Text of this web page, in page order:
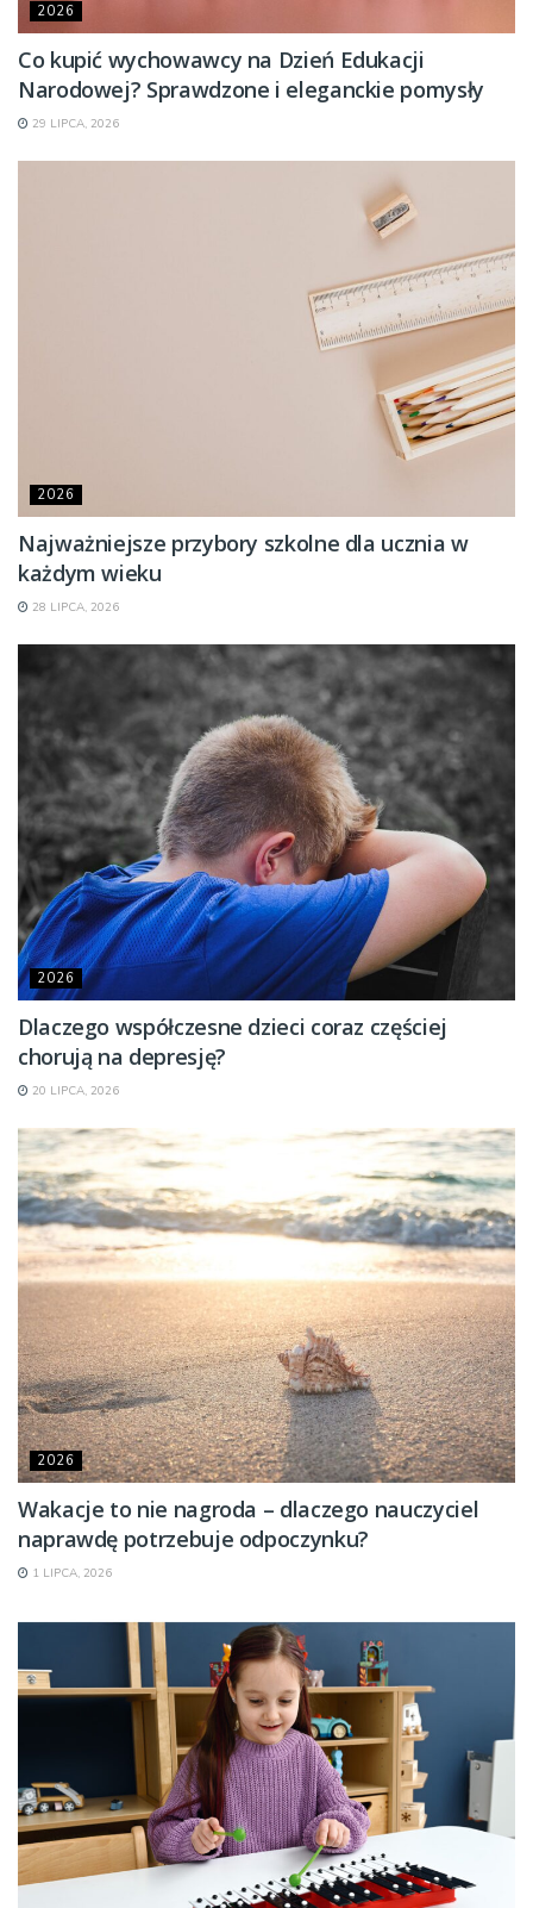
2026
Co kupić wychowawcy na Dzień Edukacji
Narodowej? Sprawdzone i eleganckie pomysły
29 LIPCA, 2026
2026
Najważniejsze przybory szkolne dla ucznia w
każdym wieku
28 LIPCA, 2026
2026
Dlaczego współczesne dzieci coraz częściej
chorują na depresję?
20 LIPCA, 2026
2026
Wakacje to nie nagroda – dlaczego nauczyciel
naprawdę potrzebuje odpoczynku?
1 LIPCA, 2026